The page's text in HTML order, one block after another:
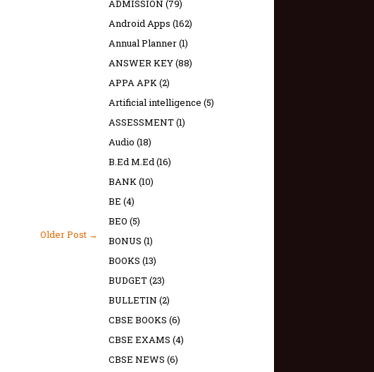
Older Post →
ADMISSION (79)
Android Apps (162)
Annual Planner(1)
ANSWER KEY(88)
APPA APK(2)
Artificial intelligence (5)
ASSESSMENT(1)
Audio (18)
B.Ed M.Ed(16)
BANK(10)
BE (4)
BEO (5)
BONUS (1)
BOOKS (13)
BUDGET(23)
BULLETIN (2)
CBSE BOOKS (6)
CBSE EXAMS (4)
CBSE NEWS (6)